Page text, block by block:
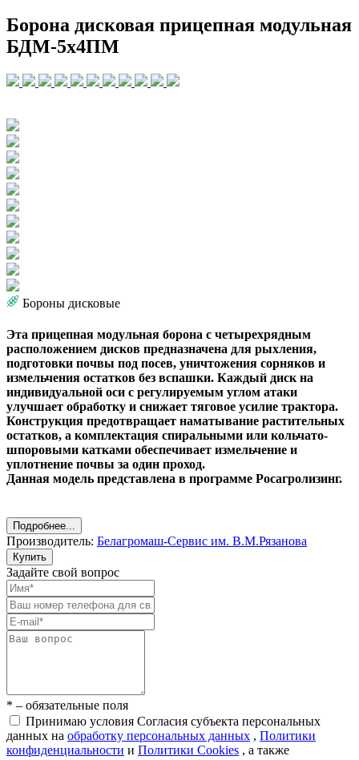
Борона дисковая прицепная модульная
БДМ-5х4ПМ
Бороны дисковые
Эта прицепная модульная борона с четырехрядным
расположением дисков предназначена для рыхления,
подготовки почвы под посев, уничтожения сорняков и
измельчения остатков без вспашки. Каждый диск на
индивидуальной оси с регулируемым углом атаки
улучшает обработку и снижает тяговое усилие трактора.
Конструкция предотвращает наматывание растительных
остатков, а комплектация спиральными или кольчато-
шпоровыми катками обеспечивает измельчение и
уплотнение почвы за один проход.
Данная модель представлена в программе Росагролизинг.
Подробнее...
Производитель: Белагромаш-Сервис им. В.М.Рязанова
Купить
Задайте свой вопрос
* – обязательные поля
Принимаю условия Согласия субъекта персональных
данных на обработку персональных данных , Политики
конфиденциальности и Политики Cookies , а также